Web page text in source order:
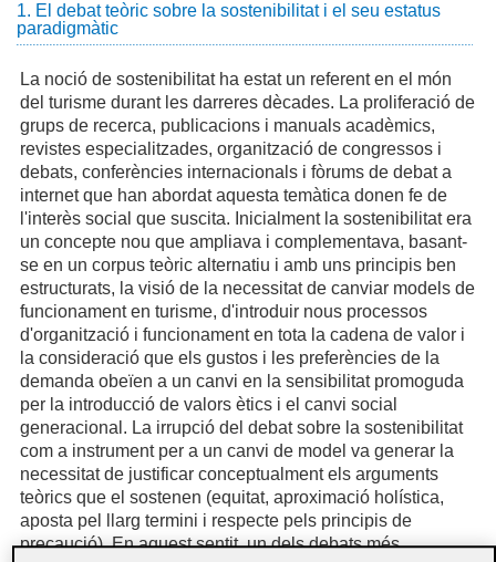
1. El debat teòric sobre la sostenibilitat i el seu estatus
paradigmàtic
La noció de sostenibilitat ha estat un referent en el món
del turisme durant les darreres dècades. La proliferació de
grups de recerca, publicacions i manuals acadèmics,
revistes especialitzades, organització de congressos i
debats, conferències internacionals i fòrums de debat a
internet que han abordat aquesta temàtica donen fe de
l'interès social que suscita. Inicialment la sostenibilitat era
un concepte nou que ampliava i complementava, basant-
se en un corpus teòric alternatiu i amb uns principis ben
estructurats, la visió de la necessitat de canviar models de
funcionament en turisme, d'introduir nous processos
d'organització i funcionament en tota la cadena de valor i
la consideració que els gustos i les preferències de la
demanda obeïen a un canvi en la sensibilitat promoguda
per la introducció de valors ètics i el canvi social
generacional. La irrupció del debat sobre la sostenibilitat
com a instrument per a un canvi de model va generar la
necessitat de justificar conceptualment els arguments
teòrics que el sostenen (equitat, aproximació holística,
aposta pel llarg termini i respecte pels principis de
precaució). En aquest sentit, un dels debats més